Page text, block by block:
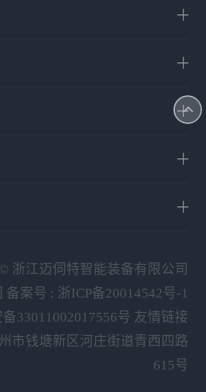
浙江迈伺特智能装备有限公司
备案号 : 浙ICP备20014542号-1
33011002017556号 友情链接
市钱塘新区河庄街道青西四路
615号